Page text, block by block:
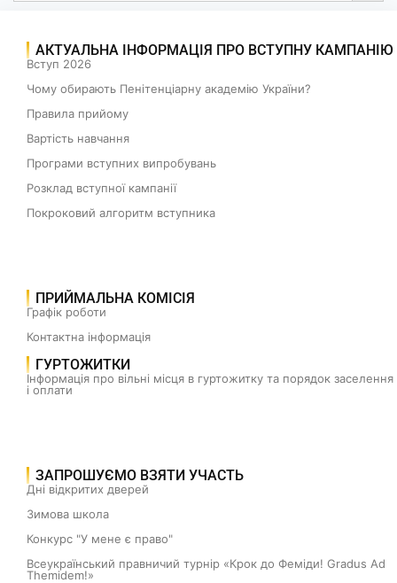
АКТУАЛЬНА ІНФОРМАЦІЯ ПРО ВСТУПНУ КАМПАНІЮ
Вступ 2026
Чому обирають Пенітенціарну академію України?
Правила прийому
Вартість навчання
Програми вступних випробувань
Розклад вступної кампанії
Покроковий алгоритм вступника
ПРИЙМАЛЬНА КОМІСІЯ
Графік роботи
Контактна інформація
ГУРТОЖИТКИ
Інформація про вільні місця в гуртожитку та порядок заселення
і оплати
ЗАПРОШУЄМО ВЗЯТИ УЧАСТЬ
Дні відкритих дверей
Зимова школа
Конкурс "У мене є право"
Всеукраїнський правничий турнір «Крок до Феміди! Gradus Ad
Themidem!»